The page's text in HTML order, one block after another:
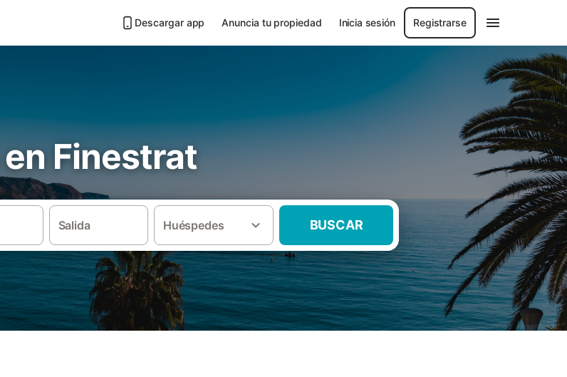
Descargar app Anuncia tu propiedad Inicia sesión Registrarse
Finestrat
Salida Huéspedes BUSCAR